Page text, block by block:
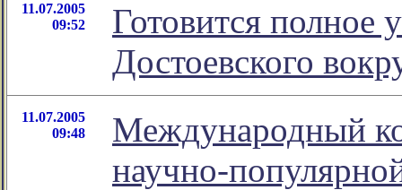
11.07.2005
09:52
Готовится полное
Достоевского
11.07.2005
09:48
Международный
научно-